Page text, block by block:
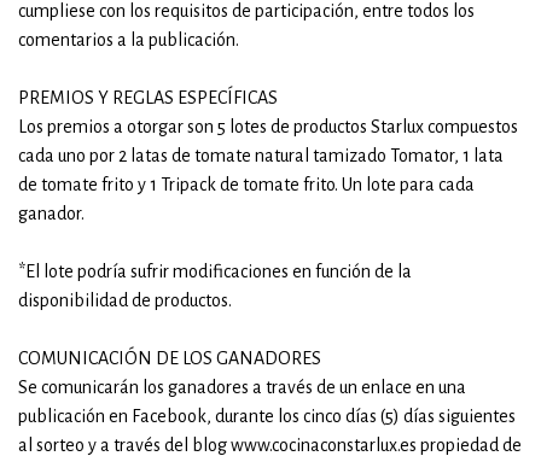
cumpliese con los requisitos de participación, entre todos los
comentarios a la publicación.
PREMIOS Y REGLAS ESPECÍFICAS
Los premios a otorgar son 5 lotes de productos Starlux compuestos
cada uno por 2 latas de tomate natural tamizado Tomator, 1 lata
de tomate frito y 1 Tripack de tomate frito. Un lote para cada
ganador.
*El lote podría sufrir modificaciones en función de la
disponibilidad de productos.
COMUNICACIÓN DE LOS GANADORES
Se comunicarán los ganadores a través de un enlace en una
publicación en Facebook, durante los cinco días (5) días siguientes
al sorteo y a través del blog www.cocinaconstarlux.es propiedad de